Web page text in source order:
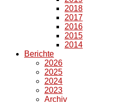
2018
2017
2016
2015
2014
Berichte
2026
2025
2024
2023
Archiv